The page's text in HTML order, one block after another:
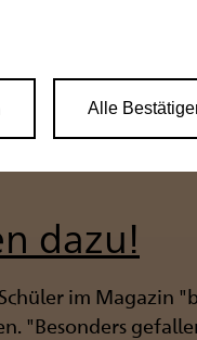
dazu!
im Magazin
"Besonders
Alle